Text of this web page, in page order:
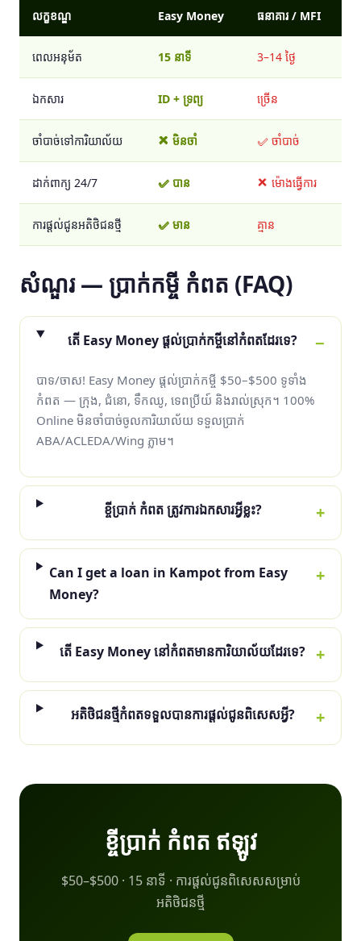
លក្ខខណ្ឌ Easy Money ធនាគារ / MFI
ពេលអនុម័ត 15 នាទី 3–14 ថ្ងៃ
ឯកសារ ID + ទ្រព្យ ច្រើន
ចាំបាច់ទៅការិយាល័យ ❌ មិនចាំ ✅ ចាំបាច់
ដាក់ពាក្យ 24/7 ✅ បាន ❌ ម៉ោងធ្វើការ
ការផ្ដល់ជូនអតិថិជនថ្មី ✅ មាន គ្មាន
សំណួរ — ប្រាក់កម្ចី កំពត (FAQ)
តើ Easy Money ផ្ដល់ប្រាក់កម្ចីនៅកំពតដែរទេ?
បាទ/ចាស! Easy Money ផ្ដល់ប្រាក់កម្ចី $50–$500 ទូទាំង
កំពត — ក្រុង, ជំនោ, ទឹកឈូ, ទេពប្រីយ៍ និងរាល់ស្រុក។ 100%
Online មិនចាំបាច់ចូលការិយាល័យ ទទួលប្រាក់
ABA/ACLEDA/Wing ភ្លាម។
ខ្ចីប្រាក់ កំពត ត្រូវការឯកសារអ្វីខ្លះ?
Can I get a loan in Kampot from Easy
Money?
តើ Easy Money នៅកំពតមានការិយាល័យដែរទេ?
អតិថិជនថ្មីកំពតទទួលបានការផ្ដល់ជូនពិសេសអ្វី?
ខ្ចីប្រាក់ កំពត ឥឡូវ
$50–$500 · 15 នាទី · ការផ្ដល់ជូនពិសេសសម្រាប់
អតិថិជនថ្មី